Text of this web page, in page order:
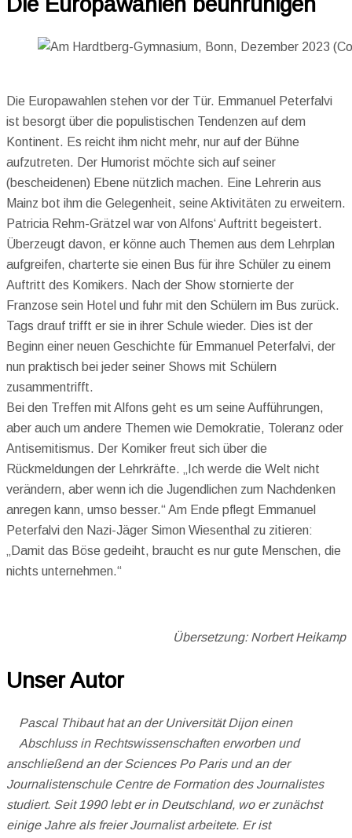
Die Europawahlen stehen vor der Tür. Emmanuel Peterfalvi
ist besorgt über die populistischen Tendenzen auf dem
Kontinent. Es reicht ihm nicht mehr, nur auf der Bühne
aufzutreten. Der Humorist möchte sich auf seiner
(bescheidenen) Ebene nützlich machen. Eine Lehrerin aus
Mainz bot ihm die Gelegenheit, seine Aktivitäten zu erweitern.
Patricia Rehm-Grätzel war von Alfons‘ Auftritt begeistert.
Überzeugt davon, er könne auch Themen aus dem Lehrplan
aufgreifen, charterte sie einen Bus für ihre Schüler zu einem
Auftritt des Komikers. Nach der Show stornierte der
Franzose sein Hotel und fuhr mit den Schülern im Bus zurück.
Tags drauf trifft er sie in ihrer Schule wieder. Dies ist der
Beginn einer neuen Geschichte für Emmanuel Peterfalvi, der
nun praktisch bei jeder seiner Shows mit Schülern
zusammentrifft.
Bei den Treffen mit Alfons geht es um seine Aufführungen,
aber auch um andere Themen wie Demokratie, Toleranz oder
Antisemitismus. Der Komiker freut sich über die
Rückmeldungen der Lehrkräfte. „Ich werde die Welt nicht
verändern, aber wenn ich die Jugendlichen zum Nachdenken
anregen kann, umso besser.“ Am Ende pflegt Emmanuel
Peterfalvi den Nazi-Jäger Simon Wiesenthal zu zitieren:
„Damit das Böse gedeiht, braucht es nur gute Menschen, die
nichts unternehmen.“
Übersetzung: Norbert Heikamp
Unser Autor
Pascal Thibaut hat an der Universität Dijon einen
Abschluss in Rechtswissenschaften erworben und
anschließend an der Sciences Po Paris und an der
Journalistenschule Centre de Formation des Journalistes
studiert. Seit 1990 lebt er in Deutschland, wo er zunächst
einige Jahre als freier Journalist arbeitete. Er ist